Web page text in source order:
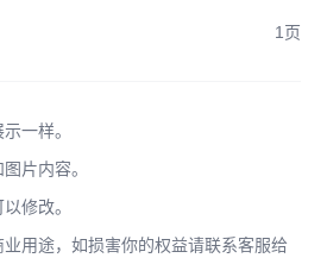
1页
一样。
片内容。
修改。
用途，如损害你的权益请联系客服给